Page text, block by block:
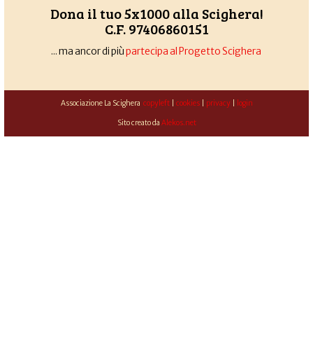
Dona il tuo 5x1000 alla Scighera!
C.F. 97406860151
... ma ancor di piùpartecipa al Progetto Scighera
Associazione La Scighera copyleft| cookies| privacy| login
Sito creato da Alekos.net